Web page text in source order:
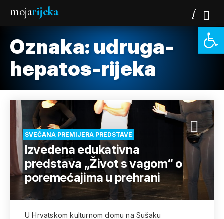
mojarijeka
Oznaka: udruga-
hepatos-rijeka
SVEČANA PREMIJERA PREDSTAVE
Izvedena edukativna
predstava „Život s vagom“ o
poremećajima u prehrani
U Hrvatskom kulturnom domu na Sušaku